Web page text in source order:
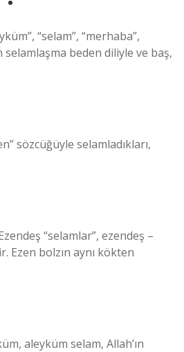
“selam”, “merhaba”,
selamlaşma beden diliyle ve baş,
sözcüğüyle selamladıkları,
“selamlar”, ezendeş –
Ezen bolzın aynı kökten
aleyküm selam, Allah’ın